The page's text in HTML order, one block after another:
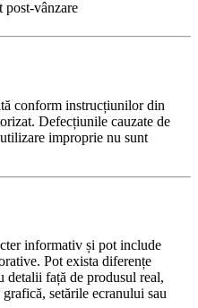
vânzare
conform instrucțiunilor din
Defecțiunile cauzate de
improprie nu sunt
informativ și pot include
Pot exista diferențe
detalii față de produsul real,
setările ecranului sau